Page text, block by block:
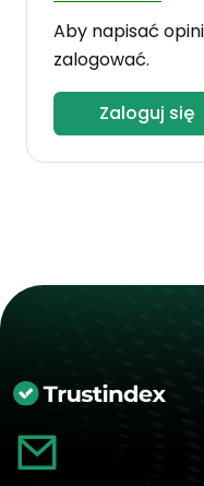
Aby napisać
zalogować.
Zaloguj się